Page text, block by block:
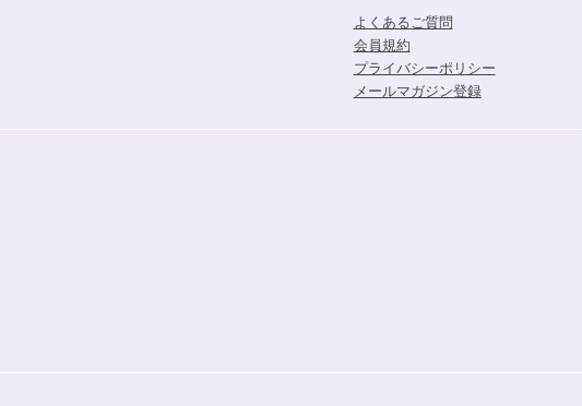
よくあるご質問
会員規約
プライバシーポリシー
メールマガジン登録